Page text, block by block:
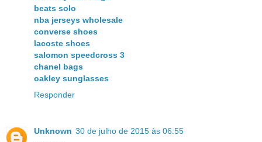
beats solo
nba jerseys wholesale
converse shoes
lacoste shoes
salomon speedcross 3
chanel bags
oakley sunglasses
Responder
Unknown 30 de julho de 2015 às 06:55